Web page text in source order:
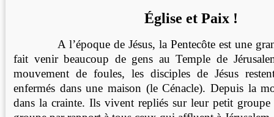
Église et Paix !
A l’époque de Jésus, la Pentecôte est une
fait venir beaucoup de gens au Temple de
mouvement de foules, les disciples de Jésus
enfermés dans une maison (le Cénacle). Depuis la
dans la crainte. Ils vivent repliés sur leur petit